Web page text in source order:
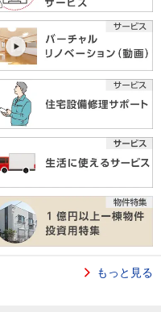
もっと見る